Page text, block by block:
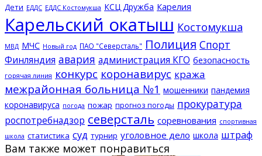
Дети ЕДДС ЕДДС Костомукша КСЦ Дружба Карелия
Карельский окатыш Костомукша
МВД МЧС Новый год ПАО "Северсталь" Полиция Спорт
Финляндия авария администрация КГО безопасность
горячая линия конкурс коронавирус кража
межрайонная больница №1 мошенники пандемия
коронавируса погода пожар прогноз погоды прокуратура
роспотребнадзор северсталь соревнования спортивная
школа статистика суд турнир уголовное дело школа штраф
Вам также может понравиться